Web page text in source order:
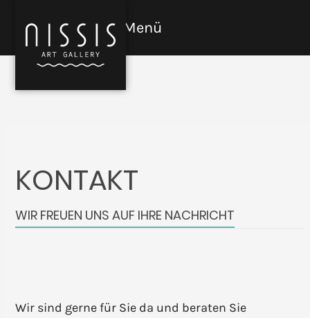
Menü
Open
mobile
Close
mobile
KONTAKT
WIR FREUEN UNS AUF IHRE NACHRICHT
Wir sind gerne für Sie da und beraten Sie